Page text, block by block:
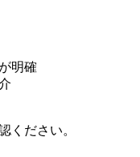
明確
ください。